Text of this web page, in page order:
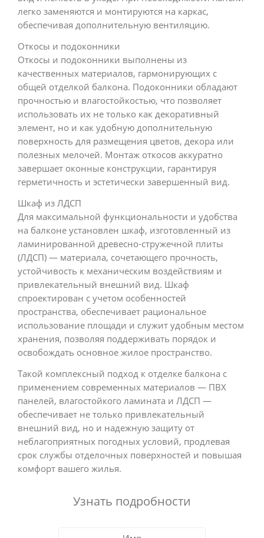
легко заменяются и монтируются на каркас,
обеспечивая дополнительную вентиляцию.
Откосы и подоконники
Откосы и подоконники выполнены из
качественных материалов, гармонирующих с
общей отделкой балкона. Подоконники обладают
прочностью и влагостойкостью, что позволяет
использовать их не только как декоративный
элемент, но и как удобную дополнительную
поверхность для размещения цветов, декора или
полезных мелочей. Монтаж откосов аккуратно
завершает оконные конструкции, гарантируя
герметичность и эстетически завершенный вид.
Шкаф из ЛДСП
Для максимальной функциональности и удобства
на балконе установлен шкаф, изготовленный из
ламинированной древесно-стружечной плиты
(ЛДСП) — материала, сочетающего прочность,
устойчивость к механическим воздействиям и
привлекательный внешний вид. Шкаф
спроектирован с учетом особенностей
пространства, обеспечивает рациональное
использование площади и служит удобным местом
хранения, позволяя поддерживать порядок и
освобождать основное жилое пространство.
Такой комплексный подход к отделке балкона с
применением современных материалов — ПВХ
панелей, влагостойкого ламината и ЛДСП —
обеспечивает не только привлекательный
внешний вид, но и надежную защиту от
неблагоприятных погодных условий, продлевая
срок службы отделочных поверхностей и повышая
комфорт вашего жилья.
Узнать подробности